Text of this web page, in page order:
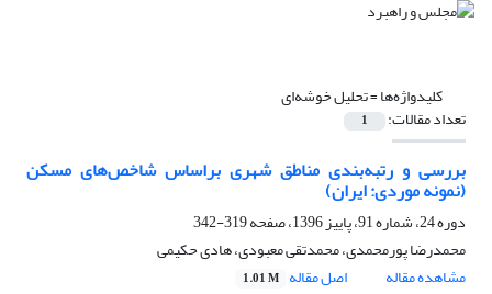
کلیدواژه‌ها =تحلیل خوشه‌ای
تعداد مقالات: 1
بررسی و رتبه‌بندی مناطق شهری بر‌اساس شاخص‌های مسکن
(نمونه موردی: ایران)
دوره 24، شماره 91، پاییز 1396، صفحه
319-342
محمدرضا پورمحمدی، محمدتقی معبودی، هادی حکیمی
مشاهده مقاله
اصل مقاله 1.01 M